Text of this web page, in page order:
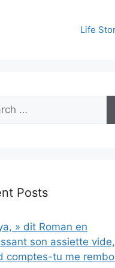
Life
Posts
» dit Roman en
son assiette
comptes-tu me